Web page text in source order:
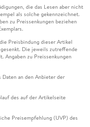
die das Lesen aber nicht
als solche gekennzeichnet.
zu Preissenkungen beziehen
Preisbindung dieser Artikel
Die jeweils zutreffende
Angaben zu Preissenkungen
an den Anbieter der
des auf der Artikelseite
Preisempfehlung (UVP) des